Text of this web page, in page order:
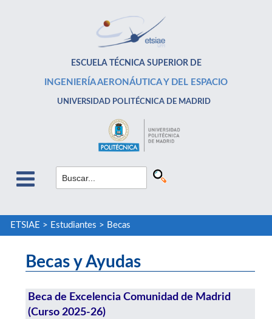
ESCUELA TÉCNICA SUPERIOR DE
INGENIERÍA AERONÁUTICA Y DEL ESPACIO
UNIVERSIDAD POLITÉCNICA DE MADRID
ETSIAE > Estudiantes > Becas
Becas y Ayudas
Beca de Excelencia Comunidad de Madrid
(Curso 2025-26)